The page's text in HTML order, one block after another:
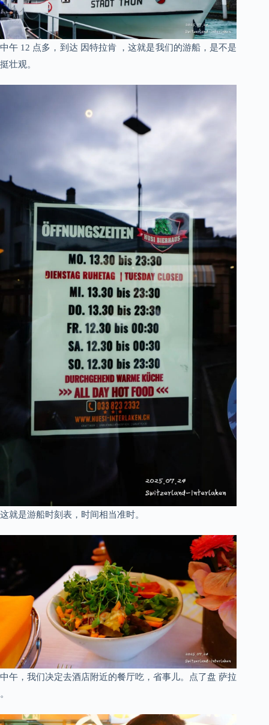
中午 12 点多，到达 因特拉肯 ，这就是我们的游船，是不是
挺壮观。
这就是游船时刻表，时间相当准时。
中午，我们决定去酒店附近的餐厅吃，省事儿。点了盘 萨拉
。